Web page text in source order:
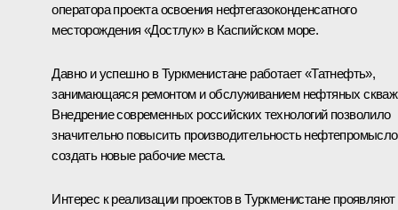
оператора проекта освоения нефтегазоконденсатного
месторождения «Достлук» в Каспийском море.
Давно и успешно в Туркменистане работает «Татнефть»,
занимающаяся ремонтом и обслуживанием нефтяных
Внедрение современных российских технологий позволило
значительно повысить производительность
создать новые рабочие места.
Интерес к реализации проектов в Туркменистане проявляют